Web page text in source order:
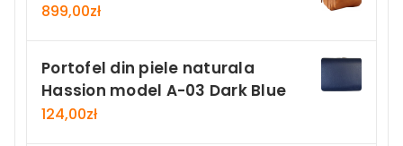
899,00zł
Portofel din piele naturala
Hassion model A-03 Dark Blue
124,00zł